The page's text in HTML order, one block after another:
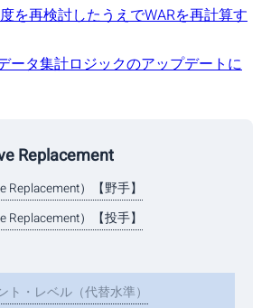
を再検討したうえでWARを再計算す
ータ集計ロジックのアップデートに
Replacement
Replacement）【野手】
Replacement）【投手】
ト・レベル（代替水準）